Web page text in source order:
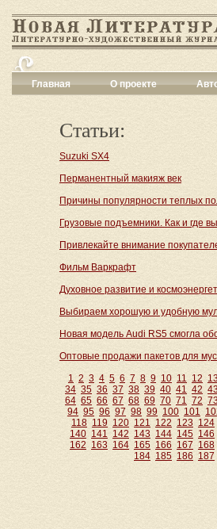
Главная О проекте
Статьи:
Suzuki SX4
Перманентный макияж век
Причины популярности теплых
Грузовые подъемники. Как и где
Привлекайте внимание
Фильм Варкрафт
Духовное развитие и
Выбираем хорошую и удобную
Новая модель Audi RS5 смогла
Оптовые продажи пакетов для
1 2 3 4 5 6 7 8 9 10 11 12
34 35 36 37 38 39 40 41 42
64 65 66 67 68 69 70 71 72 73
94 95 96 97 98 99 100 101
118 119 120 121 122 123 124
140 141 142 143 144 145 146
162 163 164 165 166 167 168
184 185 186 187